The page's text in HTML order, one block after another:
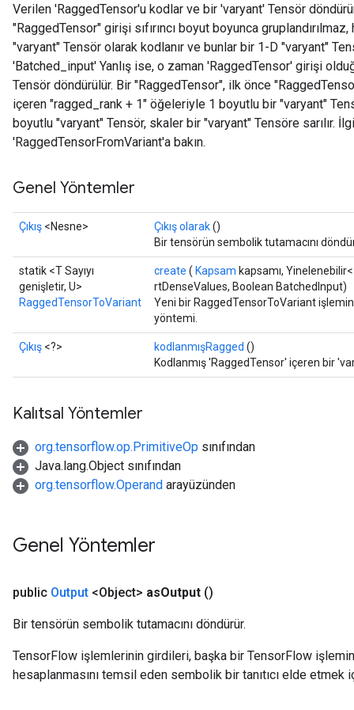
Verilen 'RaggedTensor'u kodlar ve bir 'varyant' Tensör
"RaggedTensor" girişi sıfırıncı boyut boyunca
"varyant" Tensör olarak kodlanır ve bunlar bir 1-D "varyant"
'Batched_input' Yanlış ise, o zaman 'RaggedTensor' girişi
Tensör döndürülür. Bir "RaggedTensor", ilk önce
içeren "ragged_rank + 1" öğeleriyle 1 boyutlu bir "varyant"
boyutlu "varyant" Tensör, skaler bir "varyant" Tensöre sarılır.
'RaggedTensorFromVariant'a bakın.
Genel Yöntemler
Çıkış <Nesne> Çıkış olarak()
Bir tensörün sembolik tutamacını
statik <T Sayıyı
genişletir, U>
RaggedTensorToVariant
create ( Kapsam kapsamı,
rtDenseValues, Boolean BatchedInput)
Yeni bir RaggedTensorToVariant
yöntemi.
Çıkış <?> kodlanmışRagged ()
Kodlanmış 'RaggedTensor' içeren bir
Kalıtsal Yöntemler
org.tensorflow.op.PrimitiveOp sınıfından
Java.lang.Object sınıfından
org.tensorflow.Operand arayüzünden
Genel Yöntemler
public Output <Object> asOutput ()
Bir tensörün sembolik tutamacını döndürür.
TensorFlow işlemlerinin girdileri, başka bir TensorFlow
hesaplanmasını temsil eden sembolik bir tanıtıcı elde etmek